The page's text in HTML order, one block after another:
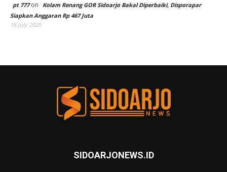
pt 777on
Kolam Renang GOR Sidoarjo Bakal Diperbaiki, Disporapar
Siapkan Anggaran Rp 467 Juta
16 July 2025
SIDOARJONEWS.ID